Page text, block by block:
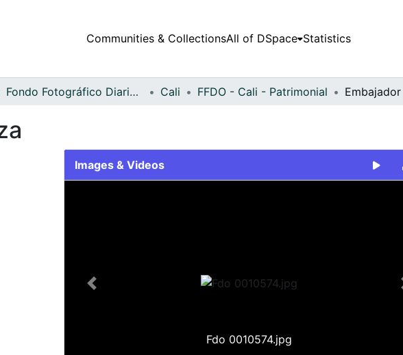
Communities & CollectionsAll of DSpace Statistics
Fondo Fotográfico Diario Occidente Cali FFDO - Cali - Patrimonial
Images & Videos
Fdo 0010574.jpg
Previous